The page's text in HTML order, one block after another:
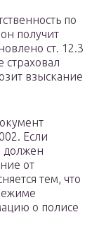
по
получит
ст. 12.3
страховал
взыскание
Если
должен
от
тем, что
о полисе